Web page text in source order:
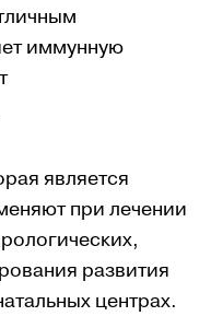
иммунную
является
при лечении
развития
центрах.